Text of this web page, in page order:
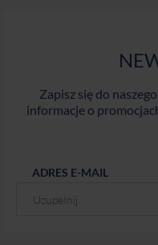
Zapisz się do
informacje o
ADRES E-MAIL